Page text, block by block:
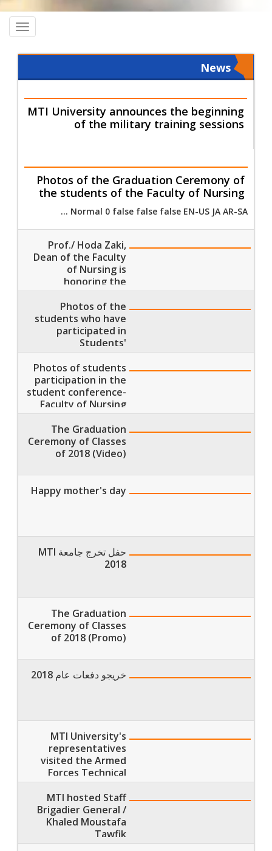
News
MTI University announces the beginning
of the military training sessions
Photos of the Graduation Ceremony of
the students of the Faculty of Nursing
Normal 0 false false false EN-US JA AR-SA ...
Prof./ Hoda Zaki,
Dean of the Faculty
of Nursing is
honoring the
students who have
participated in
Students'
Conferences
Photos of the
students who have
participated in
Students'
Conference in
Helwan University
Photos of students
participation in the
student conference-
Faculty of Nursing
Banha University
The Graduation
Ceremony of Classes
of 2018 (Video)
Happy mother's day
حفل تخرج جامعة MTI
2018
The Graduation
Ceremony of Classes
of 2018 (Promo)
خريجو دفعات عام 2018
MTI University's
representatives
visited the Armed
Forces Technical
Institute
MTI hosted Staff
Brigadier General /
Khaled Moustafa
Tawfik